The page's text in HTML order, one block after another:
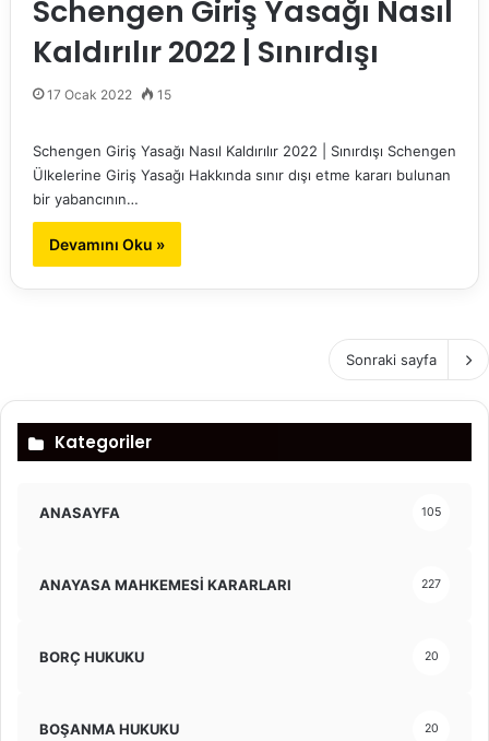
Schengen Giriş Yasağı Nasıl
Kaldırılır 2022 | Sınırdışı
17 Ocak 2022 15
Schengen Giriş Yasağı Nasıl Kaldırılır 2022 | Sınırdışı Schengen
Ülkelerine Giriş Yasağı Hakkında sınır dışı etme kararı bulunan
bir yabancının…
Devamını Oku »
Sonraki sayfa
Kategoriler
ANASAYFA 105
ANAYASA MAHKEMESİ KARARLARI 227
BORÇ HUKUKU 20
BOŞANMA HUKUKU 20